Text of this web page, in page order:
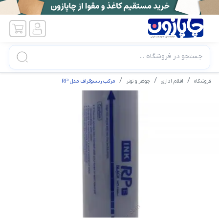
جستجو در فروشگاه ...
فروشگاه اقلام اداری جوهر و تونر مرکب ریسوگراف مدل RP